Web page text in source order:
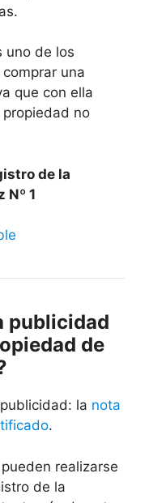
uno de los
una
que con ella
no
de la
Nº 1
publicidad
de
la nota
.
realizarse
de la